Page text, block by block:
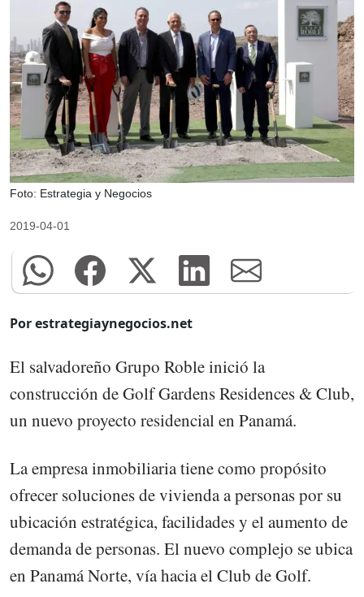
Foto: Estrategia y Negocios
2019-04-01
Por estrategiaynegocios.net
El salvadoreño Grupo Roble inició la
construcción de Golf Gardens Residences & Club,
un nuevo proyecto residencial en Panamá.
La empresa inmobiliaria tiene como propósito
ofrecer soluciones de vivienda a personas por su
ubicación estratégica, facilidades y el aumento de
demanda de personas. El nuevo complejo se ubica
en Panamá Norte, vía hacia el Club de Golf.